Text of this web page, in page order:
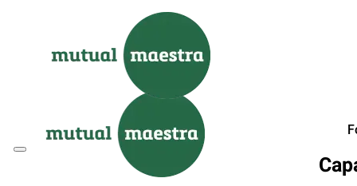
Saltar al pie de página